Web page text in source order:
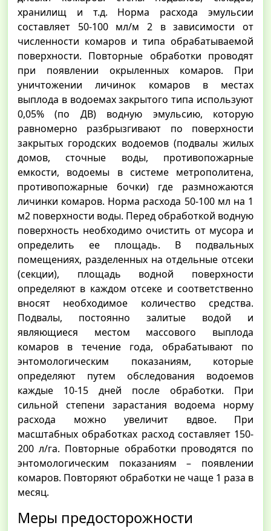
хранилищ и т.д. Норма расхода эмульсии
составляет 50-100 мл/м 2 в зависимости от
численности комаров и типа обрабатываемой
поверхности. Повторные обработки проводят
при появлении окрыленных комаров. При
уничтожении личинок комаров в местах
выплода в водоемах закрытого типа используют
0,05% (по ДВ) водную эмульсию, которую
равномерно разбрызгивают по поверхности
закрытых городских водоемов (подвалы жилых
домов, сточные воды, противопожарные
емкости, водоемы в системе метрополитена,
противопожарные бочки) где размножаются
личинки комаров. Норма расхода 50-100 мл на 1
м2 поверхности воды. Перед обработкой водную
поверхность необходимо очистить от мусора и
определить ее площадь. В подвальных
помещениях, разделенных на отдельные отсеки
(секции), площадь водной поверхности
определяют в каждом отсеке и соответственно
вносят необходимое количество средства.
Подвалы, постоянно залитые водой и
являющиеся местом массового выплода
комаров в течение года, обрабатывают по
энтомологическим показаниям, которые
определяют путем обследования водоемов
каждые 10-15 дней после обработки. При
сильной степени зарастания водоема норму
расхода можно увеличит вдвое. При
масштабных обработках расход составляет 150-
200 л/га. Повторные обработки проводятся по
энтомологическим показаниям – появлении
комаров. Повторяют обработки не чаще 1 раза в
месяц.
Меры предосторожности